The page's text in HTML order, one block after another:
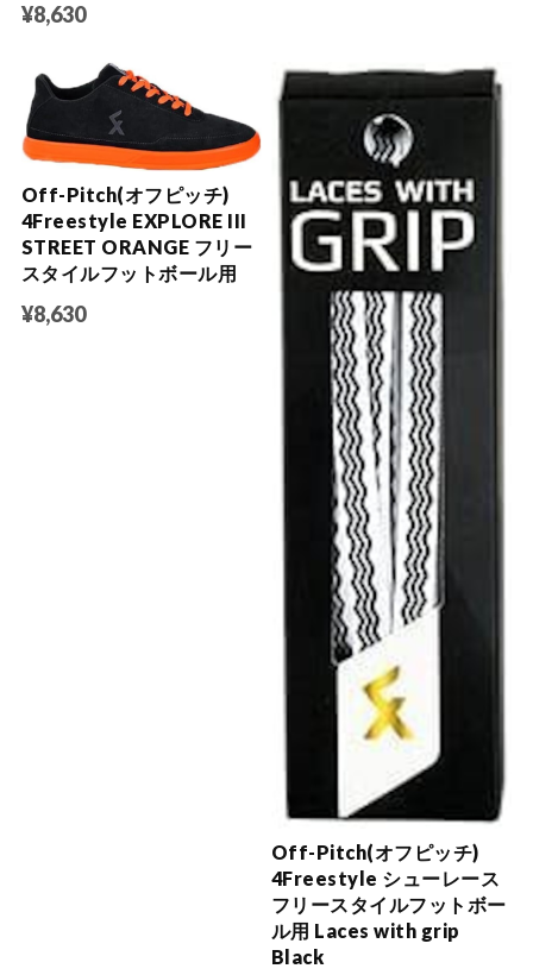
¥8,630
Off-Pitch(オフピッチ)
4Freestyle EXPLORE III
STREET ORANGE フリー
スタイルフットボール用
¥8,630
Off-Pitch(オフピッチ)
4Freestyle シューレース
フリースタイルフットボー
ル用 Laces with grip
Black